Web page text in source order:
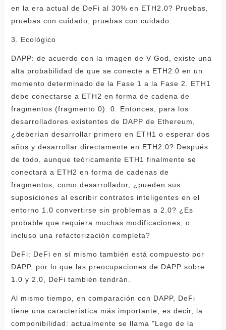
en la era actual de DeFi al 30% en ETH2.0? Pruebas,
pruebas con cuidado, pruebas con cuidado.
3. Ecológico
DAPP: de acuerdo con la imagen de V God, existe una
alta probabilidad de que se conecte a ETH2.0 en un
momento determinado de la Fase 1 a la Fase 2. ETH1
debe conectarse a ETH2 en forma de cadena de
fragmentos (fragmento 0). 0. Entonces, para los
desarrolladores existentes de DAPP de Ethereum,
¿deberían desarrollar primero en ETH1 o esperar dos
años y desarrollar directamente en ETH2.0? Después
de todo, aunque teóricamente ETH1 finalmente se
conectará a ETH2 en forma de cadenas de
fragmentos, como desarrollador, ¿pueden sus
suposiciones al escribir contratos inteligentes en el
entorno 1.0 convertirse sin problemas a 2.0? ¿Es
probable que requiera muchas modificaciones, o
incluso una refactorización completa?
DeFi: DeFi en sí mismo también está compuesto por
DAPP, por lo que las preocupaciones de DAPP sobre
1.0 y 2.0, DeFi también tendrán.
Al mismo tiempo, en comparación con DAPP, DeFi
tiene una característica más importante, es decir, la
componibilidad: actualmente se llama "Lego de la